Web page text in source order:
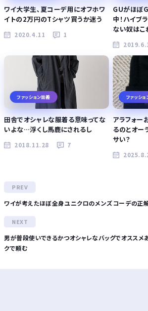
ワイ大学生、夏コーデ用にオフホワ
イトの2万円のTシャツ買うか迷う
2020.4.11 1
GUがほぼ
中！ハイブ
ない奴はこ
ファッション談義
田舎でオシャレな服着る意味ってな
いよな…浮くし馬鹿にされるし
2018.11.28 7
ファッショ
アラフォ
るのとオー
サい？
ワイが考えたほぼ全身ユニクロのメンズコーデの正
男が普段使いできるかつオシャレなバッグでオススメ
クで頼む